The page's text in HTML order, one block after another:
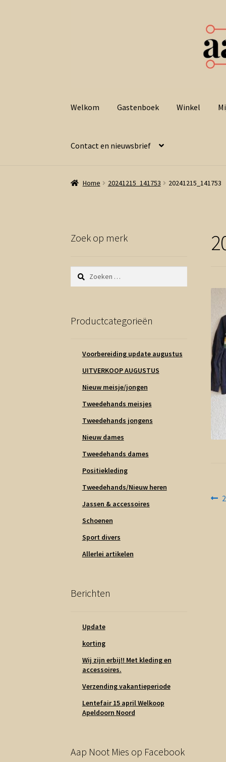
door
naar
Welkom Gastenboek Winkel
Contact en nieuwsbrief
Home 20241215_141753 20241215_141753
Zoek op merk
Zoeken
naar:
Productcategorieën
Voorbereiding update augustus
UITVERKOOP AUGUSTUS
Nieuw meisje/jongen
Tweedehands meisjes
Tweedehands jongens
Nieuw dames
Tweedehands dames
Positiekleding
Tweedehands/Nieuw heren
Jassen & accessoires
Schoenen
Sport divers
Allerlei artikelen
Berichten
Update
korting
Wij zijn erbij!! Met kleding en
accessoires.
Verzending vakantieperiode
Lentefair 15 april Welkoop
Apeldoorn Noord
Aap Noot Mies op Facebook